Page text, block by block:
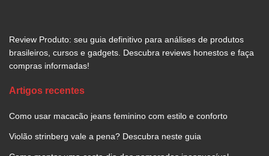
Review Produto: seu guia definitivo para análises de produtos
brasileiros, cursos e gadgets. Descubra reviews honestos e faça
compras informadas!
Artigos recentes
Como usar macacão jeans feminino com estilo e conforto
Violão strinberg vale a pena? Descubra neste guia